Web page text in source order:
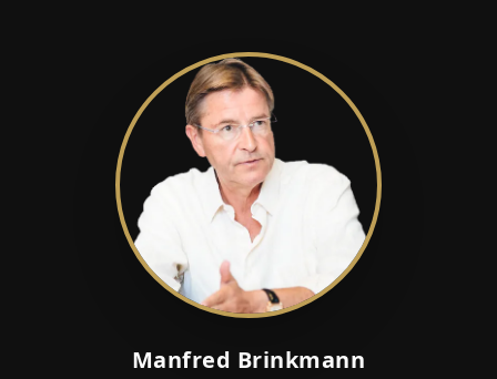
Manfred Brinkmann